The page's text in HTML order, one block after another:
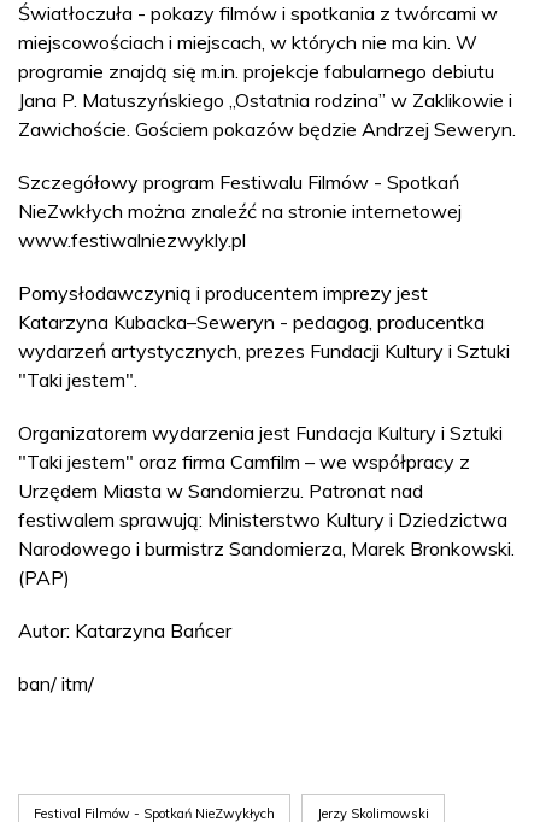
Światłoczuła - pokazy filmów i spotkania z twórcami w
miejscowościach i miejscach, w których nie ma kin. W
programie znajdą się m.in. projekcje fabularnego debiutu
Jana P. Matuszyńskiego „Ostatnia rodzina” w Zaklikowie i
Zawichoście. Gościem pokazów będzie Andrzej Seweryn.
Szczegółowy program Festiwalu Filmów - Spotkań
NieZwkłych można znaleźć na stronie internetowej
www.festiwalniezwykly.pl
Pomysłodawczynią i producentem imprezy jest
Katarzyna Kubacka–Seweryn - pedagog, producentka
wydarzeń artystycznych, prezes Fundacji Kultury i Sztuki
"Taki jestem".
Organizatorem wydarzenia jest Fundacja Kultury i Sztuki
"Taki jestem" oraz firma Camfilm – we współpracy z
Urzędem Miasta w Sandomierzu. Patronat nad
festiwalem sprawują: Ministerstwo Kultury i Dziedzictwa
Narodowego i burmistrz Sandomierza, Marek Bronkowski.
(PAP)
Autor: Katarzyna Bańcer
ban/ itm/
Festival Filmów - Spotkań NieZwykłych Jerzy Skolimowski